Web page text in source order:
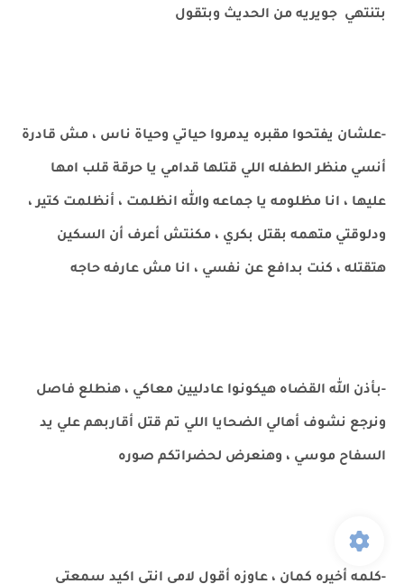
بتنتهي جويريه من الحديث وبتقول
-علشان يفتحوا مقبره يدمروا حياتي وحياة ناس ، مش قادرة
أنسي منظر الطفله اللي قتلها قدامي يا حرقة قلب امها
عليها ، انا مظلومه يا جماعه والله انظلمت ، أنظلمت كتير ،
ودلوقتي متهمه بقتل بكري ، مكنتش أعرف أن السكين
هتقتله ، كنت بدافع عن نفسي ، انا مش عارفه حاجه
-بأذن الله القضاه هيكونوا عادليين معاكي ، هنطلع فاصل
ونرجع نشوف أهالي الضحايا اللي تم قتل أقاربهم علي يد
السفاح موسي ، وهنعرض لحضراتكم صوره
-كلمه أخيره كمان ، عاوزه أقول لامي انتي اكيد سمعتي